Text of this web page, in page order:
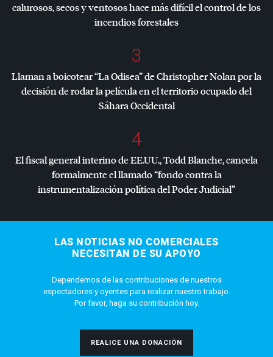
calurosos, secos y ventosos hace más difícil el control de los
incendios forestales
3
Llaman a boicotear “La Odisea” de Christopher Nolan por la
decisión de rodar la película en el territorio ocupado del
Sáhara Occidental
4
El fiscal general interino de EE.UU., Todd Blanche, cancela
formalmente el llamado “fondo contra la
instrumentalización política del Poder Judicial”
LAS NOTICIAS NO COMERCIALES
NECESITAN DE SU APOYO
Dependemos de las contribuciones de nuestros
espectadores y oyentes para realizar nuestro trabajo.
Por favor, haga su contribución hoy.
REALICE UNA DONACIÓN